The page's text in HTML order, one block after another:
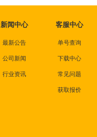
新闻中心
最新公告
公司新闻
行业资讯
客服中心
单号查询
下载中心
常见问题
获取报价